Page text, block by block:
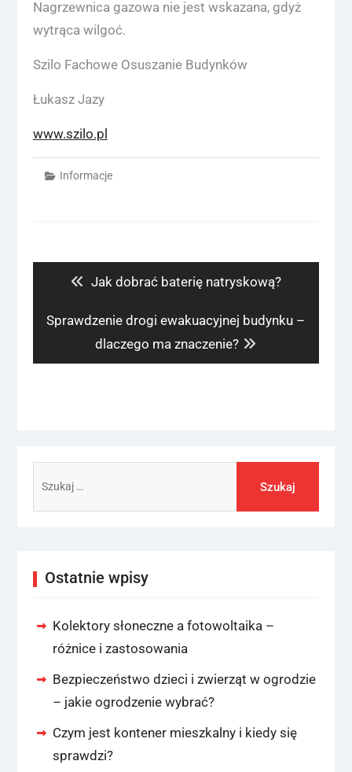
Nagrzewnica gazowa nie jest wskazana, gdyż
wytrąca wilgoć.
Szilo Fachowe Osuszanie Budynków
Łukasz Jazy
www.szilo.pl
Informacje
Previous
Jak dobrać baterię natryskową?
Next
Sprawdzenie drogi ewakuacyjnej budynku –
dlaczego ma znaczenie?
Ostatnie wpisy
Kolektory słoneczne a fotowoltaika –
różnice i zastosowania
Bezpieczeństwo dzieci i zwierząt w ogrodzie
– jakie ogrodzenie wybrać?
Czym jest kontener mieszkalny i kiedy się
sprawdzi?